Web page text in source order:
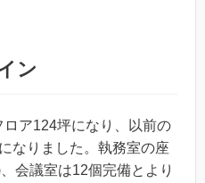
ン
ア124坪になり、以前の
なりました。執務室の座
会議室は12個完備とより